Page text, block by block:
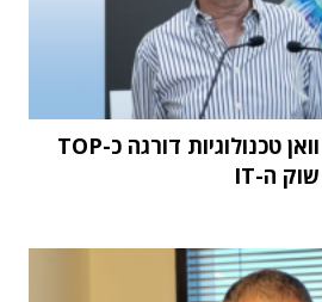
מחקר STKI השנתי: וואן טכנולוגיות דורגה כ-TOP